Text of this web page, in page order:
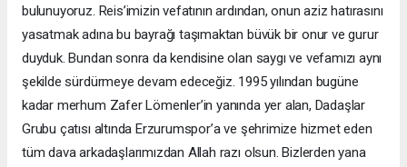
bulunuyoruz. Reis’imizin vefatının ardından, onun aziz hatırasını
yasatmak adına bu bayrağı taşımaktan büvük bir onur ve gurur
duyduk. Bundan sonra da kendisine olan saygı ve vefamızı aynı
şekilde sürdürmeye devam edeceğiz. 1995 yılından bugüne
kadar merhum Zafer Lömenler’in yanında yer alan, Dadaşlar
Grubu çatısı altında Erzurumspor’a ve şehrimize hizmet eden
tüm dava arkadaşlarımızdan Allah razı olsun. Bizlerden yana